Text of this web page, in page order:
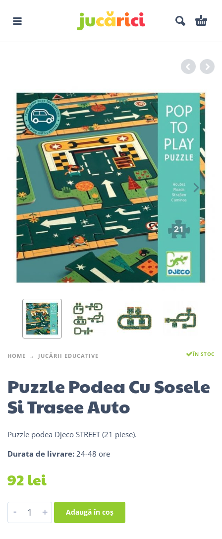
HOME JUCĂRII EDUCATIVE ÎN STOC
Puzzle Podea Cu Sosele
Si Trasee Auto
Puzzle podea Djeco STREET (21 piese).
Durata de livrare: 24-48 ore
92lei
- + Adaugă în coș